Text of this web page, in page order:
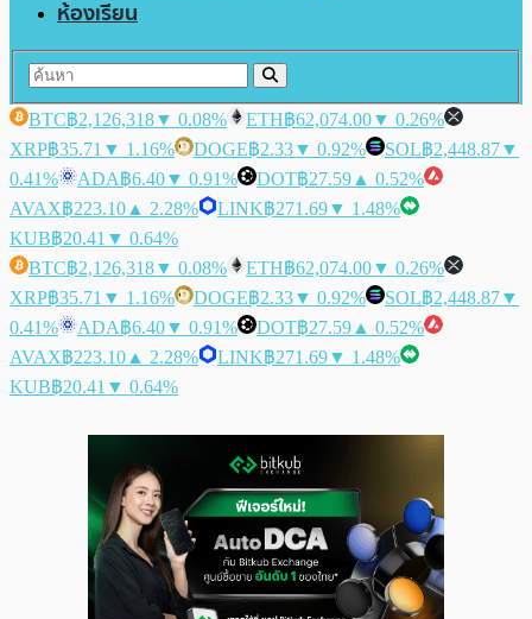
ห้องเรียน
BTC฿2,126,318▼ 0.08% ETH฿62,074.00▼ 0.26%
XRP฿35.71 ▼ 1.16% DOGE฿2.33▼ 0.92% SOL฿2,448.87▼
0.41%
ADA฿6.40▼ 0.91% DOT฿27.59 ▲ 0.52%
AVAX฿223.10 ▲ 2.28% LINK฿271.69▼ 1.48%
KUB฿20.41 ▼ 0.64%
BTC฿2,126,318▼ 0.08% ETH฿62,074.00▼ 0.26%
XRP฿35.71 ▼ 1.16% DOGE฿2.33▼ 0.92% SOL฿2,448.87▼
0.41%
ADA฿6.40▼ 0.91% DOT฿27.59 ▲ 0.52%
AVAX฿223.10 ▲ 2.28% LINK฿271.69▼ 1.48%
KUB฿20.41 ▼ 0.64%